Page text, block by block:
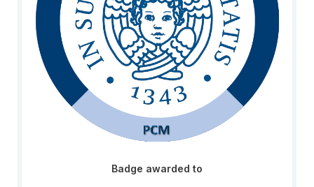
Badge awarded to